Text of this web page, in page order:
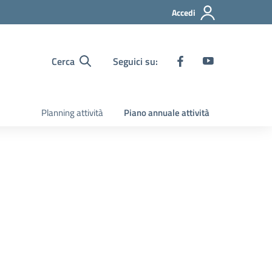
Accedi
Cerca Seguici su:
Planning attività Piano annuale attività